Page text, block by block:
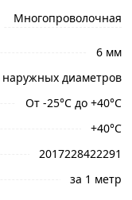
сделать
Многопроволочная
6 мм
диаметров
От -25°С до +40°С
+40°С
2017228422291
за 1 метр